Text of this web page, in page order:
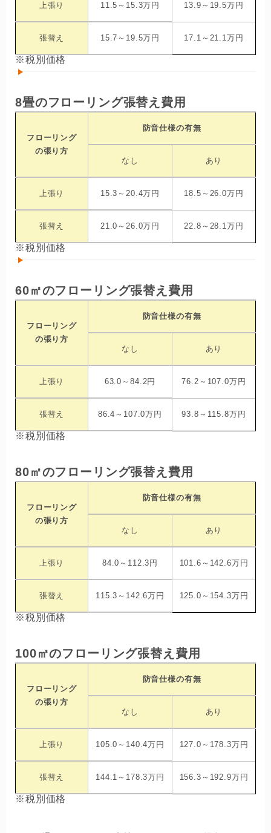
上張り 11.5～15.3万円 13.9～19.5万円
張替え 15.7～19.5万円 17.1～21.1万円
※税別価格
8畳のフローリング張替え費用
フローリング
の張り方
防音仕様の有無
なし あり
上張り 15.3～20.4万円 18.5～26.0万円
張替え 21.0～26.0万円 22.8～28.1万円
※税別価格
60㎡のフローリング張替え費用
フローリング
の張り方
防音仕様の有無
なし あり
上張り 63.0～84.2円 76.2～107.0万円
張替え 86.4～107.0万円 93.8～115.8万円
※税別価格
80㎡のフローリング張替え費用
フローリング
の張り方
防音仕様の有無
なし あり
上張り 84.0～112.3円 101.6～142.6万円
張替え 115.3～142.6万円 125.0～154.3万円
※税別価格
100㎡のフローリング張替え費用
フローリング
の張り方
防音仕様の有無
なし あり
上張り 105.0～140.4万円 127.0～178.3万円
張替え 144.1～178.3万円 156.3～192.9万円
※税別価格